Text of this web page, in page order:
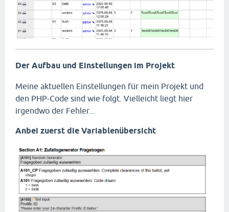
Der Aufbau und Einstellungen im Projekt
Meine aktuellen Einstellungen für mein Projekt und
den PHP-Code sind wie folgt. Vielleicht liegt hier
irgendwo der Fehler...
Anbei zuerst die Variablenübersicht